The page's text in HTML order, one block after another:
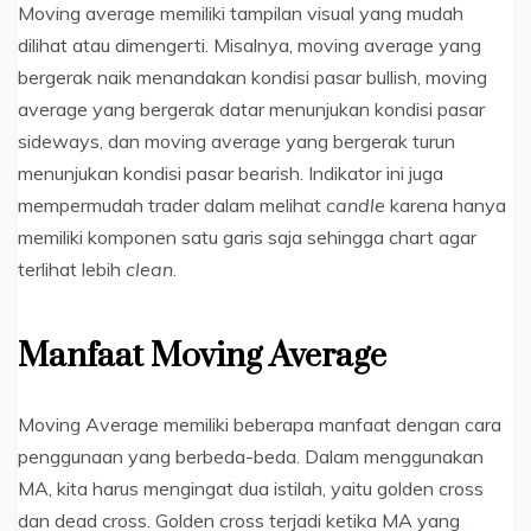
Moving average memiliki tampilan visual yang mudah
dilihat atau dimengerti. Misalnya, moving average yang
bergerak naik menandakan kondisi pasar bullish, moving
average yang bergerak datar menunjukan kondisi pasar
sideways, dan moving average yang bergerak turun
menunjukan kondisi pasar bearish. Indikator ini juga
mempermudah trader dalam melihat candle karena hanya
memiliki komponen satu garis saja sehingga chart agar
terlihat lebih clean
Manfaat Moving Average
Moving Average memiliki beberapa manfaat dengan cara
penggunaan yang berbeda-beda. Dalam menggunakan
MA, kita harus mengingat dua istilah, yaitu golden cross
dan dead cross. Golden cross terjadi ketika MA yang